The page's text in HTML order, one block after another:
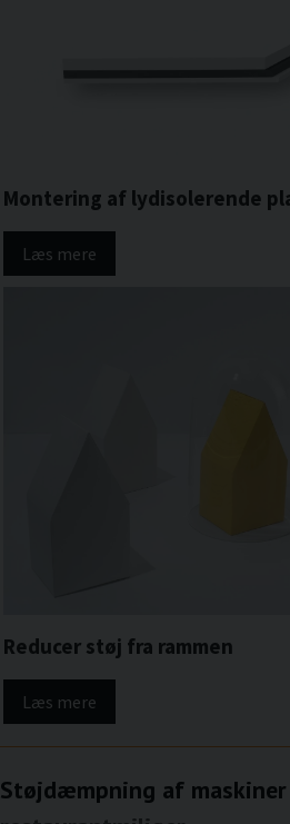
Montering af lydisolerende
Læs mere
Reducer støj fra rammen
Læs mere
Støjdæmpning af